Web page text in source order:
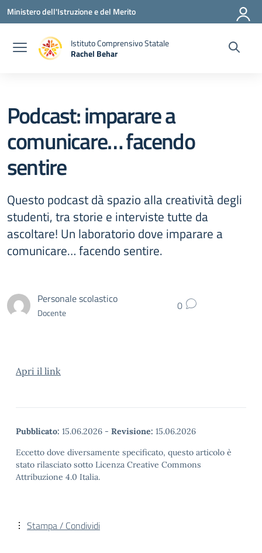
Vai ai contenuti
Vai al menu di navigazione
Vai al footer
Ministero dell'Istruzione e del Merito
Istituto Comprensivo Statale
Rachel Behar
Podcast: imparare a
comunicare… facendo
sentire
Questo podcast dà spazio alla creatività degli
studenti, tra storie e interviste tutte da
ascoltare! Un laboratorio dove imparare a
comunicare… facendo sentire.
Personale scolastico
Docente 0
Apri il link
Pubblicato: 15.06.2026 - Revisione: 15.06.2026
Eccetto dove diversamente specificato, questo articolo è
stato rilasciato sotto Licenza Creative Commons
Attribuzione 4.0 Italia.
Stampa / Condividi